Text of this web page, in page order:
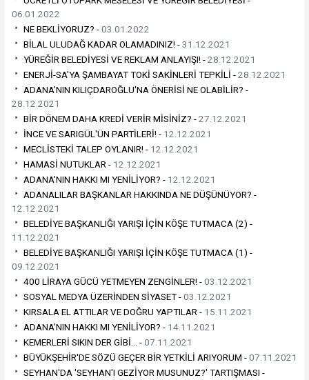
06.01.2022
NE BEKLİYORUZ? -03.01.2022
BİLAL ULUDAĞ KADAR OLAMADINIZ! -31.12.2021
YÜREĞİR BELEDİYESİ VE REKLAM ANLAYIŞI! -28.12.2021
ENERJİ-SA'YA ŞAMBAYAT TOKİ SAKİNLERİ TEPKİLİ -28.12.2021
ADANA'NIN KILIÇDAROĞLU'NA ÖNERİSİ NE OLABİLİR? -
28.12.2021
BİR DÖNEM DAHA KREDİ VERİR MİSİNİZ? -27.12.2021
İNCE VE SARIGÜL'ÜN PARTİLERİ! - 12.12.2021
MECLİSTEKİ TALEP OYLANIR! - 12.12.2021
HAMASİ NUTUKLAR - 12.12.2021
ADANA'NIN HAKKI MI YENİLİYOR? - 12.12.2021
ADANALILAR BAŞKANLAR HAKKINDA NE DÜŞÜNÜYOR? -
12.12.2021
BELEDİYE BAŞKANLIĞI YARIŞI İÇİN KÖŞE TUTMACA (2) -
11.12.2021
BELEDİYE BAŞKANLIĞI YARIŞI İÇİN KÖŞE TUTMACA (1) -
09.12.2021
400 LİRAYA GÜCÜ YETMEYEN ZENGİNLER! -03.12.2021
SOSYAL MEDYA ÜZERİNDEN SİYASET -03.12.2021
KIRSALA EL ATTILAR VE DOĞRU YAPTILAR - 15.11.2021
ADANA'NIN HAKKI MI YENİLİYOR? - 14.11.2021
KEMERLERİ SIKIN DER GİBİ… -07.11.2021
BÜYÜKŞEHİR'DE SÖZÜ GEÇER BİR YETKİLİ ARIYORUM -07.11.2021
SEYHAN'DA 'SEYHAN'I GEZİYOR MUSUNUZ?' TARTIŞMASI -